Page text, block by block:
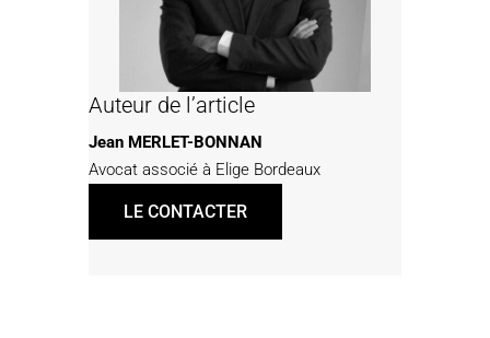
Auteur de l’article
Jean MERLET-BONNAN
Avocat associé à Elige Bordeaux
LE CONTACTER